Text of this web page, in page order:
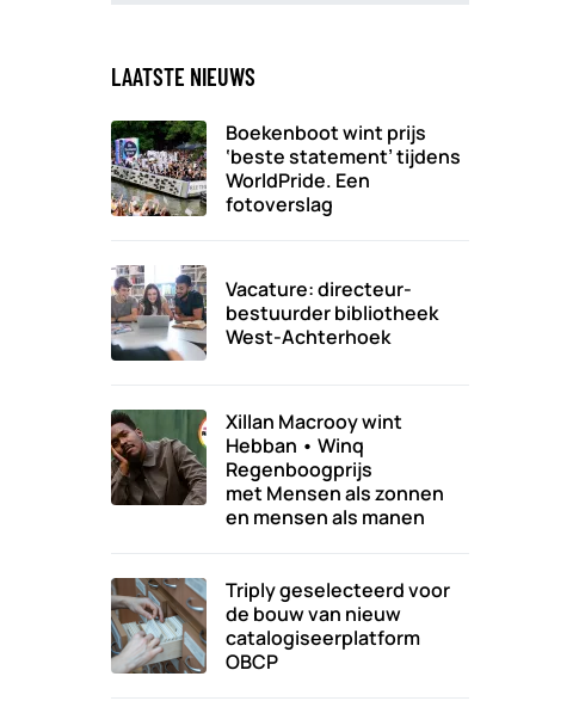
LAATSTE NIEUWS
Boekenboot wint prijs
‘beste statement’ tijdens
WorldPride. Een
fotoverslag
Vacature: directeur-
bestuurder bibliotheek
West-Achterhoek
Xillan Macrooy wint
Hebban • Winq
Regenboogprijs
met Mensen als zonnen
en mensen als manen
Triply geselecteerd voor
de bouw van nieuw
catalogiseerplatform
OBCP